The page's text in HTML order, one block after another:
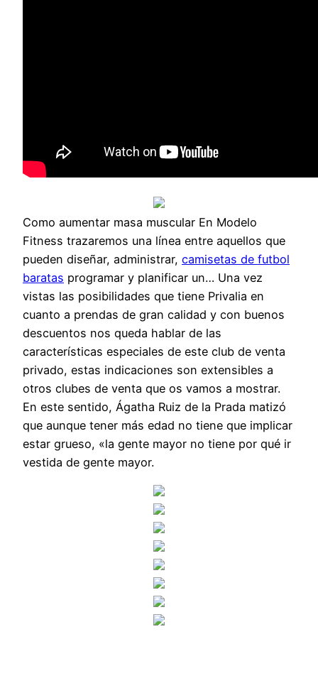
Como aumentar masa muscular En Modelo
Fitness trazaremos una línea entre aquellos que
pueden diseñar, administrar, camisetas de futbol
baratas programar y planificar un… Una vez
vistas las posibilidades que tiene Privalia en
cuanto a prendas de gran calidad y con buenos
descuentos nos queda hablar de las
características especiales de este club de venta
privado, estas indicaciones son extensibles a
otros clubes de venta que os vamos a mostrar.
En este sentido, Ágatha Ruiz de la Prada matizó
que aunque tener más edad no tiene que implicar
estar grueso, «la gente mayor no tiene por qué ir
vestida de gente mayor.